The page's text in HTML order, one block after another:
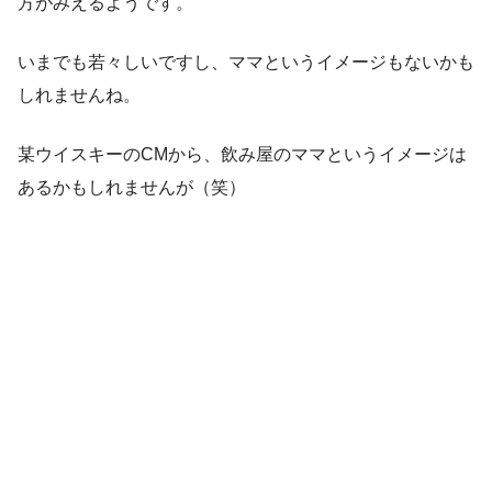
いまでも若々しいですし、ママというイメージもないかも
しれませんね。
某ウイスキーのCMから、飲み屋のママというイメージは
あるかもしれませんが（笑）